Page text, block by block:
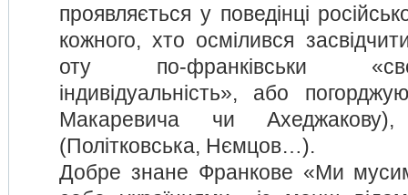
проявляється у поведінці
кожного, хто осмілився
оту по-франківськи
індивідуальність», або
Макаревича чи
(Політковська, Нємцов…).
Добре знане Франкове «Ми